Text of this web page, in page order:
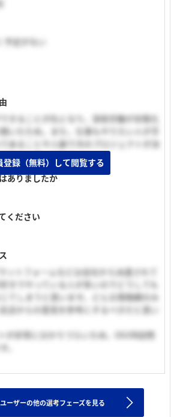
予定がない
きることが仇となり，深夜労働が状態化
いたため。また，仕事もやりたい人が手
あることや人脈で次のプロジェクトが決
あると思ったから。
ありましたか
ください
ットフォームなどは会社から派遣されて
好きでやっている人が多いのでどうしても
てしまうと思います。どんな情報網のみ
店からの意見を参考にするべきだと思い
が非常に分かりづらいため，OGOB訪問
。
登録（無料）して閲覧する
ーザーの他の選考フェーズを見る